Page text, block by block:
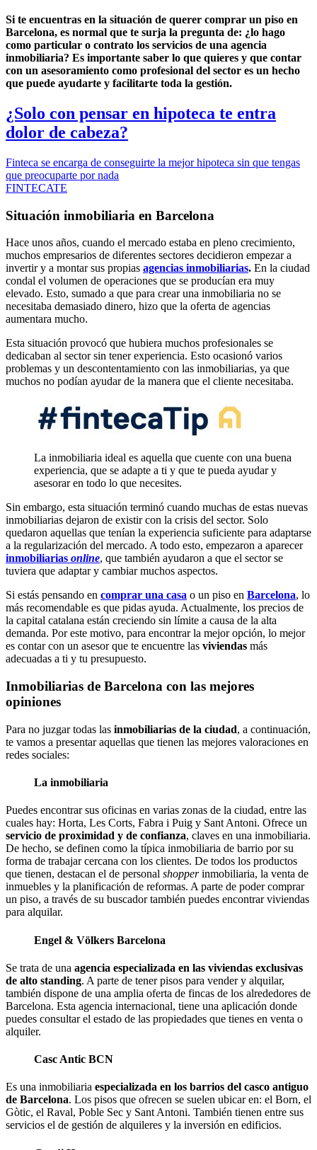
Si te encuentras en la situación de querer comprar un piso en
Barcelona, es normal que te surja la pregunta de: ¿lo hago
como particular o contrato los servicios de una agencia
inmobiliaria? Es importante saber lo que quieres y que contar
con un asesoramiento como profesional del sector es un hecho
que puede ayudarte y facilitarte toda la gestión.
¿Solo con pensar en hipoteca te entra
dolor de cabeza?
Finteca se encarga de conseguirte la mejor hipoteca sin que tengas
que preocuparte por nada
FINTECATE
Situación inmobiliaria en Barcelona
Hace unos años, cuando el mercado estaba en pleno crecimiento,
muchos empresarios de diferentes sectores decidieron empezar a
invertir y a montar sus propias agencias inmobiliarias. En la ciudad
condal el volumen de operaciones que se producían era muy
elevado. Esto, sumado a que para crear una inmobiliaria no se
necesitaba demasiado dinero, hizo que la oferta de agencias
aumentara mucho.
Esta situación provocó que hubiera muchos profesionales se
dedicaban al sector sin tener experiencia. Esto ocasionó varios
problemas y un descontentamiento con las inmobiliarias, ya que
muchos no podían ayudar de la manera que el cliente necesitaba.
La inmobiliaria ideal es aquella que cuente con una buena
experiencia, que se adapte a ti y que te pueda ayudar y
asesorar en todo lo que necesites.
Sin embargo, esta situación terminó cuando muchas de estas nuevas
inmobiliarias dejaron de existir con la crisis del sector. Solo
quedaron aquellas que tenían la experiencia suficiente para adaptarse
a la regularización del mercado. A todo esto, empezaron a aparecer
inmobiliarias online, que también ayudaron a que el sector se
tuviera que adaptar y cambiar muchos aspectos.
Si estás pensando en comprar una casa o un piso en Barcelona, lo
más recomendable es que pidas ayuda. Actualmente, los precios de
la capital catalana están creciendo sin límite a causa de la alta
demanda. Por este motivo, para encontrar la mejor opción, lo mejor
es contar con un asesor que te encuentre las viviendas más
adecuadas a ti y tu presupuesto.
Inmobiliarias de Barcelona con las mejores
opiniones
Para no juzgar todas las inmobiliarias de la ciudad, a continuación,
te vamos a presentar aquellas que tienen las mejores valoraciones en
redes sociales:
La inmobiliaria
Puedes encontrar sus oficinas en varias zonas de la ciudad, entre las
cuales hay: Horta, Les Corts, Fabra i Puig y Sant Antoni. Ofrece un
servicio de proximidad y de confianza, claves en una inmobiliaria.
De hecho, se definen como la típica inmobiliaria de barrio por su
forma de trabajar cercana con los clientes. De todos los productos
que tienen, destacan el de personal shopperinmobiliaria, la venta de
inmuebles y la planificación de reformas. A parte de poder comprar
un piso, a través de su buscador también puedes encontrar viviendas
para alquilar.
Engel & Völkers Barcelona
Se trata de una agencia especializada en las viviendas exclusivas
de alto standing. A parte de tener pisos para vender y alquilar,
también dispone de una amplia oferta de fincas de los alrededores de
Barcelona. Esta agencia internacional, tiene una aplicación donde
puedes consultar el estado de las propiedades que tienes en venta o
alquiler.
Casc Antic BCN
Es una inmobiliaria especializada en los barrios del casco antiguo
de Barcelona. Los pisos que ofrecen se suelen ubicar en: el Born, el
Gòtic, el Raval, Poble Sec y Sant Antoni. También tienen entre sus
servicios el de gestión de alquileres y la inversión en edificios.